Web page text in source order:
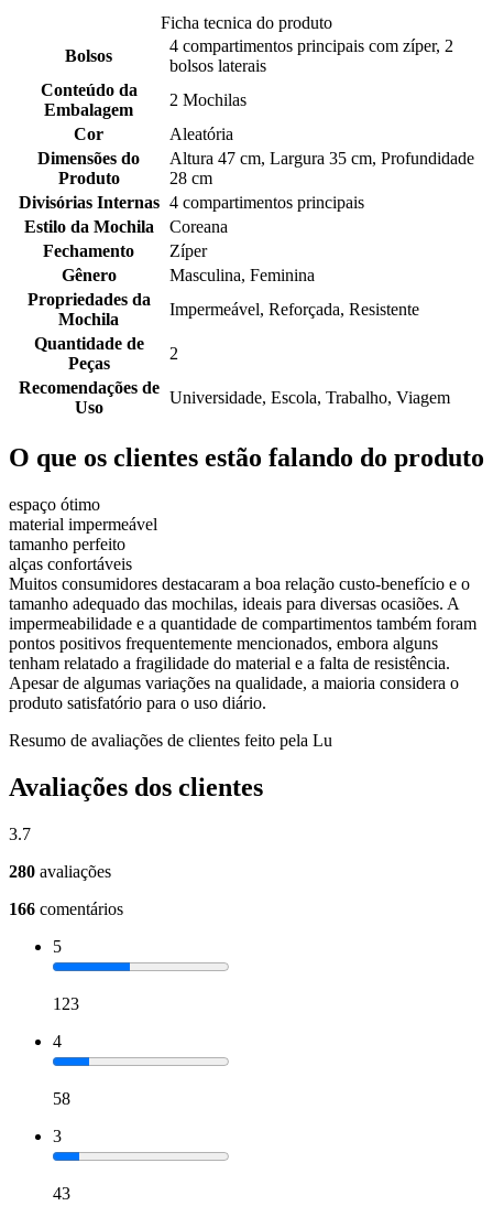
Ficha tecnica do produto
Bolsos
4 compartimentos principais com zíper, 2
bolsos laterais
Conteúdo da
Embalagem
2 Mochilas
Cor
Aleatória
Dimensões do
Produto
Altura 47 cm, Largura 35 cm, Profundidade
28 cm
Divisórias Internas 4 compartimentos principais
Estilo da Mochila
Coreana
Fechamento
Zíper
Gênero
Masculina, Feminina
Propriedades da
Mochila
Impermeável, Reforçada, Resistente
Quantidade de
Peças
2
Recomendações de
Uso
Universidade, Escola, Trabalho, Viagem
O que os clientes estão falando do produto
espaço ótimo
material impermeável
tamanho perfeito
alças confortáveis
Muitos consumidores destacaram a boa relação custo-benefício e o
tamanho adequado das mochilas, ideais para diversas ocasiões. A
impermeabilidade e a quantidade de compartimentos também foram
pontos positivos frequentemente mencionados, embora alguns
tenham relatado a fragilidade do material e a falta de resistência.
Apesar de algumas variações na qualidade, a maioria considera o
produto satisfatório para o uso diário.
Resumo de avaliações de clientes feito pela Lu
Avaliações dos clientes
3.7
280 avaliações
166 comentários
5
123
4
58
3
43